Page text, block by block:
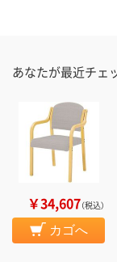
あなたが最近チェ
￥34,607（税込）
カゴへ